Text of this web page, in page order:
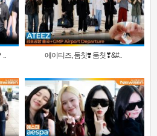
.. 에이티즈, 둠칫❣️ 둠칫❣&#..